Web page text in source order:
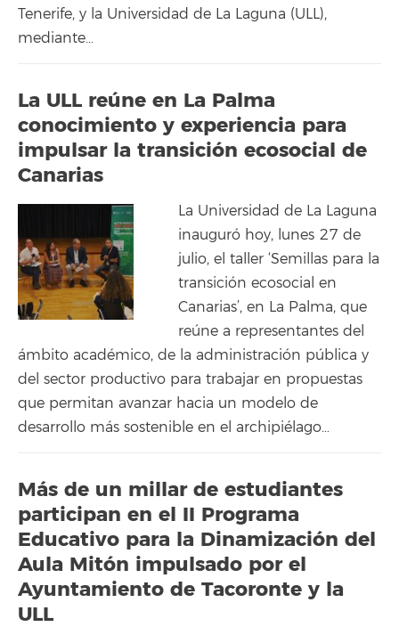
Tenerife, y la Universidad de La Laguna (ULL),
mediante…
La ULL reúne en La Palma
conocimiento y experiencia para
impulsar la transición ecosocial de
Canarias
La Universidad de La Laguna
inauguró hoy, lunes 27 de
julio, el taller ‘Semillas para la
transición ecosocial en
Canarias’, en La Palma, que
reúne a representantes del
ámbito académico, de la administración pública y
del sector productivo para trabajar en propuestas
que permitan avanzar hacia un modelo de
desarrollo más sostenible en el archipiélago…
Más de un millar de estudiantes
participan en el II Programa
Educativo para la Dinamización del
Aula Mitón impulsado por el
Ayuntamiento de Tacoronte y la
ULL